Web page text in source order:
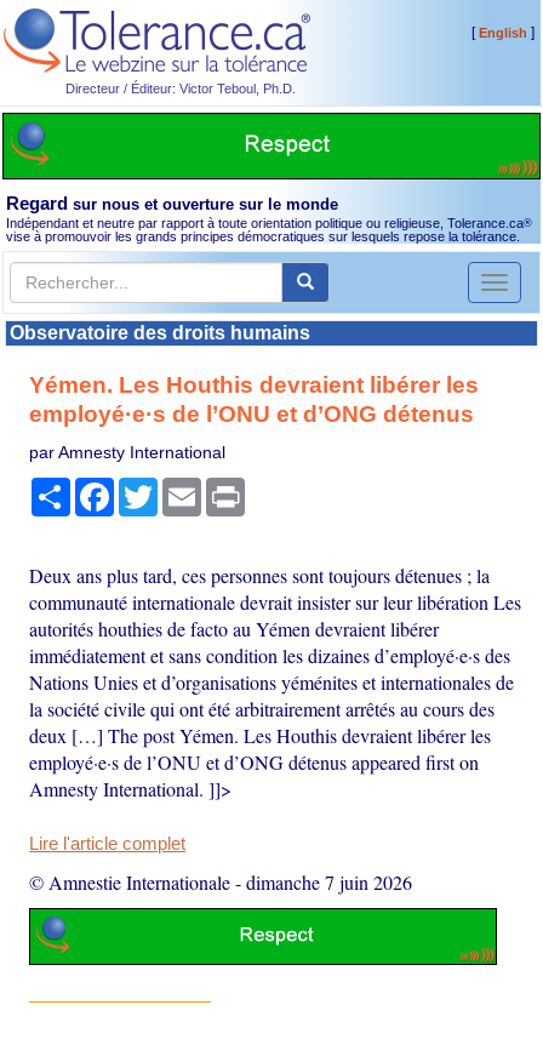
Directeur / Éditeur: Victor Teboul, Ph.D.
[English ]
Regard sur nous et ouverture sur le monde
Indépendant et neutre par rapport à toute orientation politique ou religieuse, Tolerance.ca®
vise à promouvoir les grands principes démocratiques sur lesquels repose la tolérance.
Toggle
Observatoire des droits humains
Yémen. Les Houthis devraient libérer les
employé·e·s de l’ONU et d’ONG détenus
par Amnesty International
PartagerFacebook
TwitterEmail
Deux ans plus tard, ces personnes sont toujours détenues ; la
communauté internationale devrait insister sur leur libération Les
autorités houthies de facto au Yémen devraient libérer
immédiatement et sans condition les dizaines d’employé·e·s des
Nations Unies et d’organisations yéménites et internationales de
la société civile qui ont été arbitrairement arrêtés au cours des
deux […] The post Yémen. Les Houthis devraient libérer les
employé·e·s de l’ONU et d’ONG détenus appeared first on
Amnesty International. ]]>
Lire l'article complet
© Amnestie Internationale-dimanche 7 juin 2026